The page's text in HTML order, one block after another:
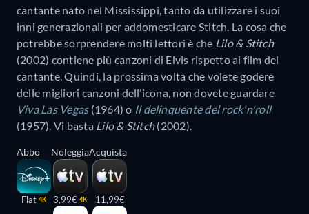
cantante nato nel Mississippi, tanto da utilizzare i suoi
inni generazionali per addomesticare Stitch. La cosa che
potrebbe sorprendere molti lettori è che Lilo & Stitch
(2002) contiene più canzoni di Elvis rispetto ai film del
cantante. Quindi, la prossima volta che volete godere
delle migliori canzoni dell’icona, non dovete guardare
Viva Las Vegas(1964) o Il delinquente del rock'n'roll
(1957). Vi basta Lilo & Stitch(2002).
Abbo
Flat 4K
Noleggia
3,99€ 4K
Acquista
11,99€